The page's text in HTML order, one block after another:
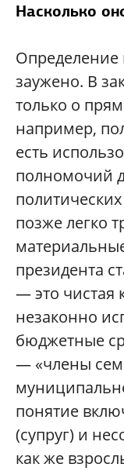
Насколько
Определение
заужено. В
только о
например,
есть
полномочий
позже легко
президента
— это чистая
незаконно
бюджетные
— «члены
понятие
(супруг) и
как же